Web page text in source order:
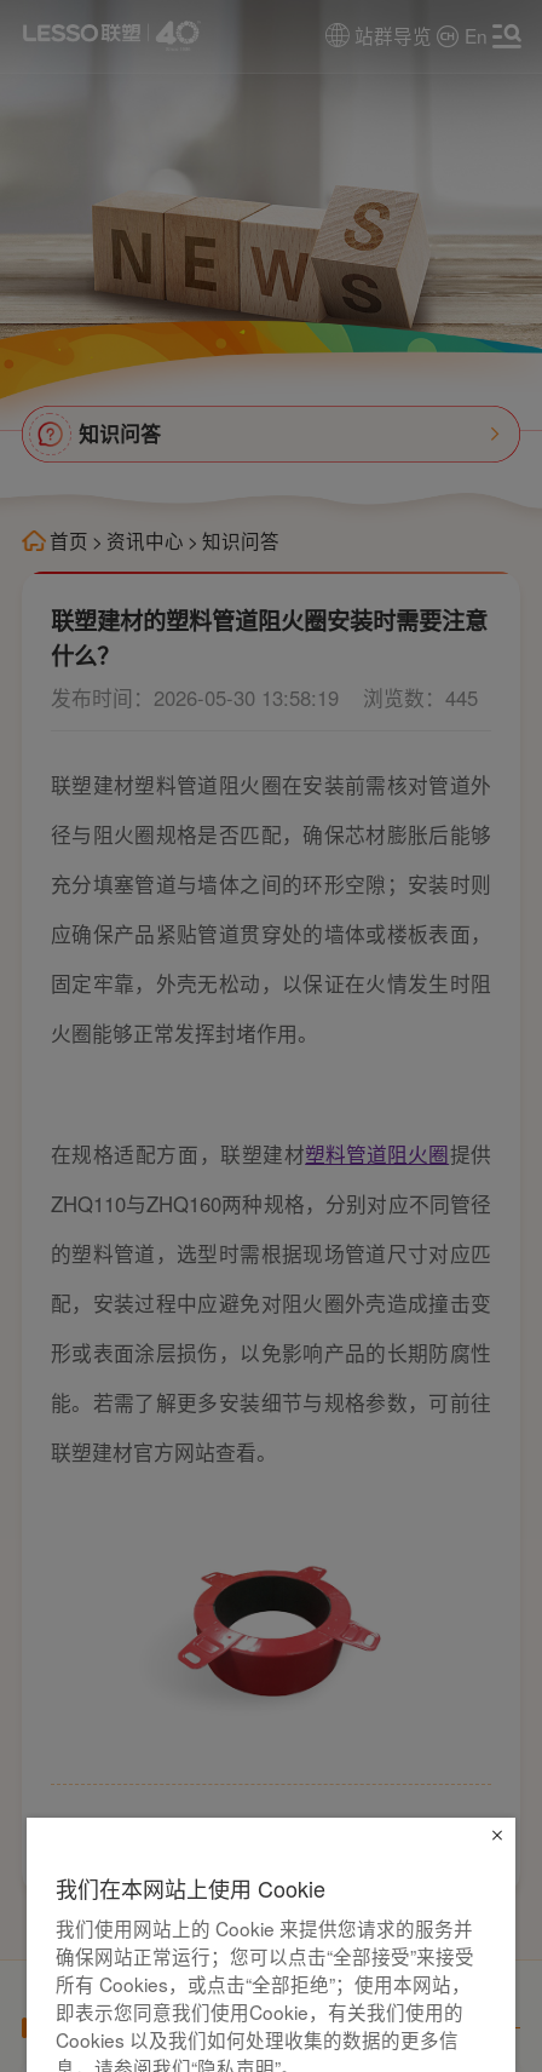
站群导览 En
知识问答
首页 > 资讯中心 > 知识问答
联塑建材的塑料管道阻火圈安装时需要注意
什么？
发布时间：2026-05-30 13:58:19 浏览数：445
联塑建材塑料管道阻火圈在安装前需核对管道外
径与阻火圈规格是否匹配，确保芯材膨胀后能够
充分填塞管道与墙体之间的环形空隙；安装时则
应确保产品紧贴管道贯穿处的墙体或楼板表面，
固定牢靠，外壳无松动，以保证在火情发生时阻
火圈能够正常发挥封堵作用。
在规格适配方面，联塑建材塑料管道阻火圈提供
ZHQ110与ZHQ160两种规格，分别对应不同管径
的塑料管道，选型时需根据现场管道尺寸对应匹
配，安装过程中应避免对阻火圈外壳造成撞击变
形或表面涂层损伤，以免影响产品的长期防腐性
能。若需了解更多安装细节与规格参数，可前往
联塑建材官方网站查看。
新闻推荐
我们在本网站上使用 Cookie
我们使用网站上的 Cookie 来提供您请求的服务并
确保网站正常运行；您可以点击“全部接受”来接受
所有 Cookies，或点击“全部拒绝”；使用本网站，
即表示您同意我们使用Cookie，有关我们使用的
Cookies 以及我们如何处理收集的数据的更多信
息，请参阅我们“隐私声明”。